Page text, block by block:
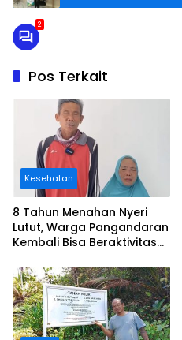
2
Pos Terkait
Kesehatan
8 Tahun Menahan Nyeri
Lutut, Warga Pangandaran
Kembali Bisa Beraktivitas
Ditanggung BPJS